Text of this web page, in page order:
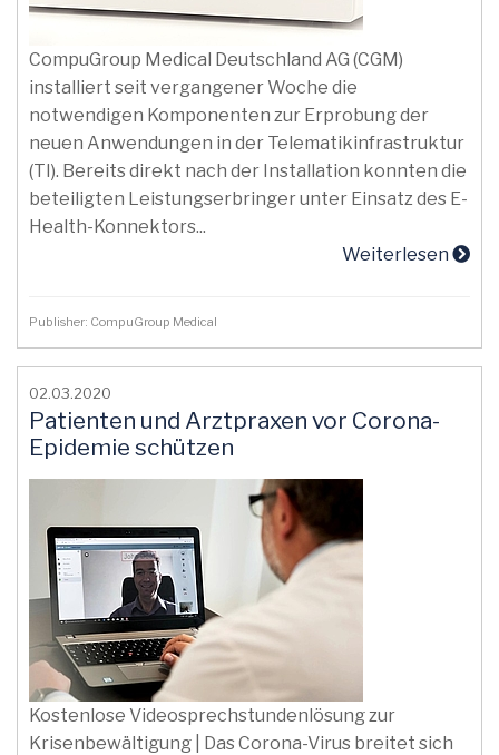
CompuGroup Medical Deutschland AG (CGM)
installiert seit vergangener Woche die
notwendigen Komponenten zur Erprobung der
neuen Anwendungen in der Telematikinfrastruktur
(TI). Bereits direkt nach der Installation konnten die
beteiligten Leistungserbringer unter Einsatz des E-
Health-Konnektors...
Weiterlesen
Publisher: CompuGroup Medical
02.03.2020
Patienten und Arztpraxen vor Corona-
Epidemie schützen
Kostenlose Videosprechstundenlösung zur
Krisenbewältigung | Das Corona-Virus breitet sich